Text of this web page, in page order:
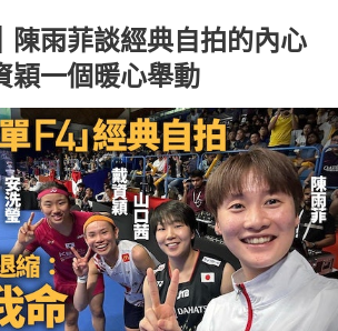
陳雨菲談經典自拍的內心
一個暖心舉動